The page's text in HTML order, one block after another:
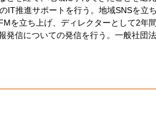
IT推進サポートを行う。地域SNSを立
を立ち上げ、ディレクターとして2年
発信についての発信を行う。一般社団